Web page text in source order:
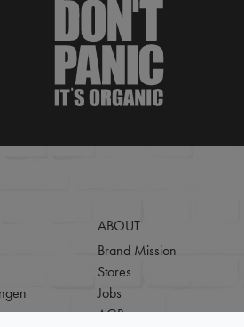
ABOUT
Brand Mission
Stores
Jobs
AGB